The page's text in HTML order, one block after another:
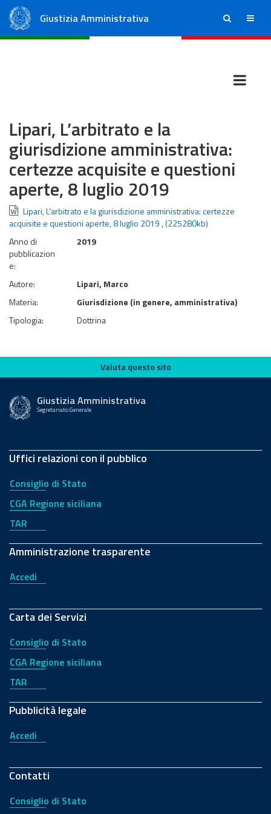
Giustizia Amministrativa ricerca menu
Lipari, L’arbitrato e la
giurisdizione amministrativa:
certezze acquisite e questioni
aperte, 8 luglio 2019
Lipari, L’arbitrato e la giurisdizione amministrativa: certezze
acquisite e questioni aperte, 8 luglio 2019 ,(225280kb)
Anno di
pubblicazion
e:
2019
Autore:
Lipari, Marco
Materia:
Giurisdizione (in genere, amministrativa)
Tipologia:
Dottrina
Valuta questo sito
Valuta questo sito
Giustizia Amministrativa
Segretariato Generale
Uffici relazioni con il pubblico
Consiglio di Stato
CGA Regione siciliana
TAR
Amministrazione trasparente
Accedi
Carta dei Servizi
Consiglio di Stato
CGA Regione siciliana
TAR
Pubblicità legale
Accedi
Contatti
Consiglio di Stato